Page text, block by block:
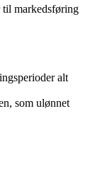
markedsføring
alt
som ulønnet